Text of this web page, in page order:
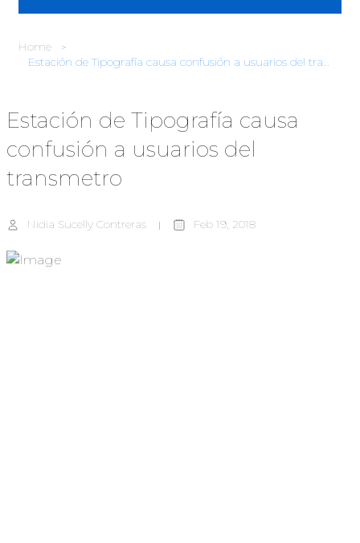
Home
Estación de Tipografía causa confusión a usuarios del transmetro
Estación de Tipografía causa
confusión a usuarios del
transmetro
Nidia Sucelly Contreras Feb 19, 2018